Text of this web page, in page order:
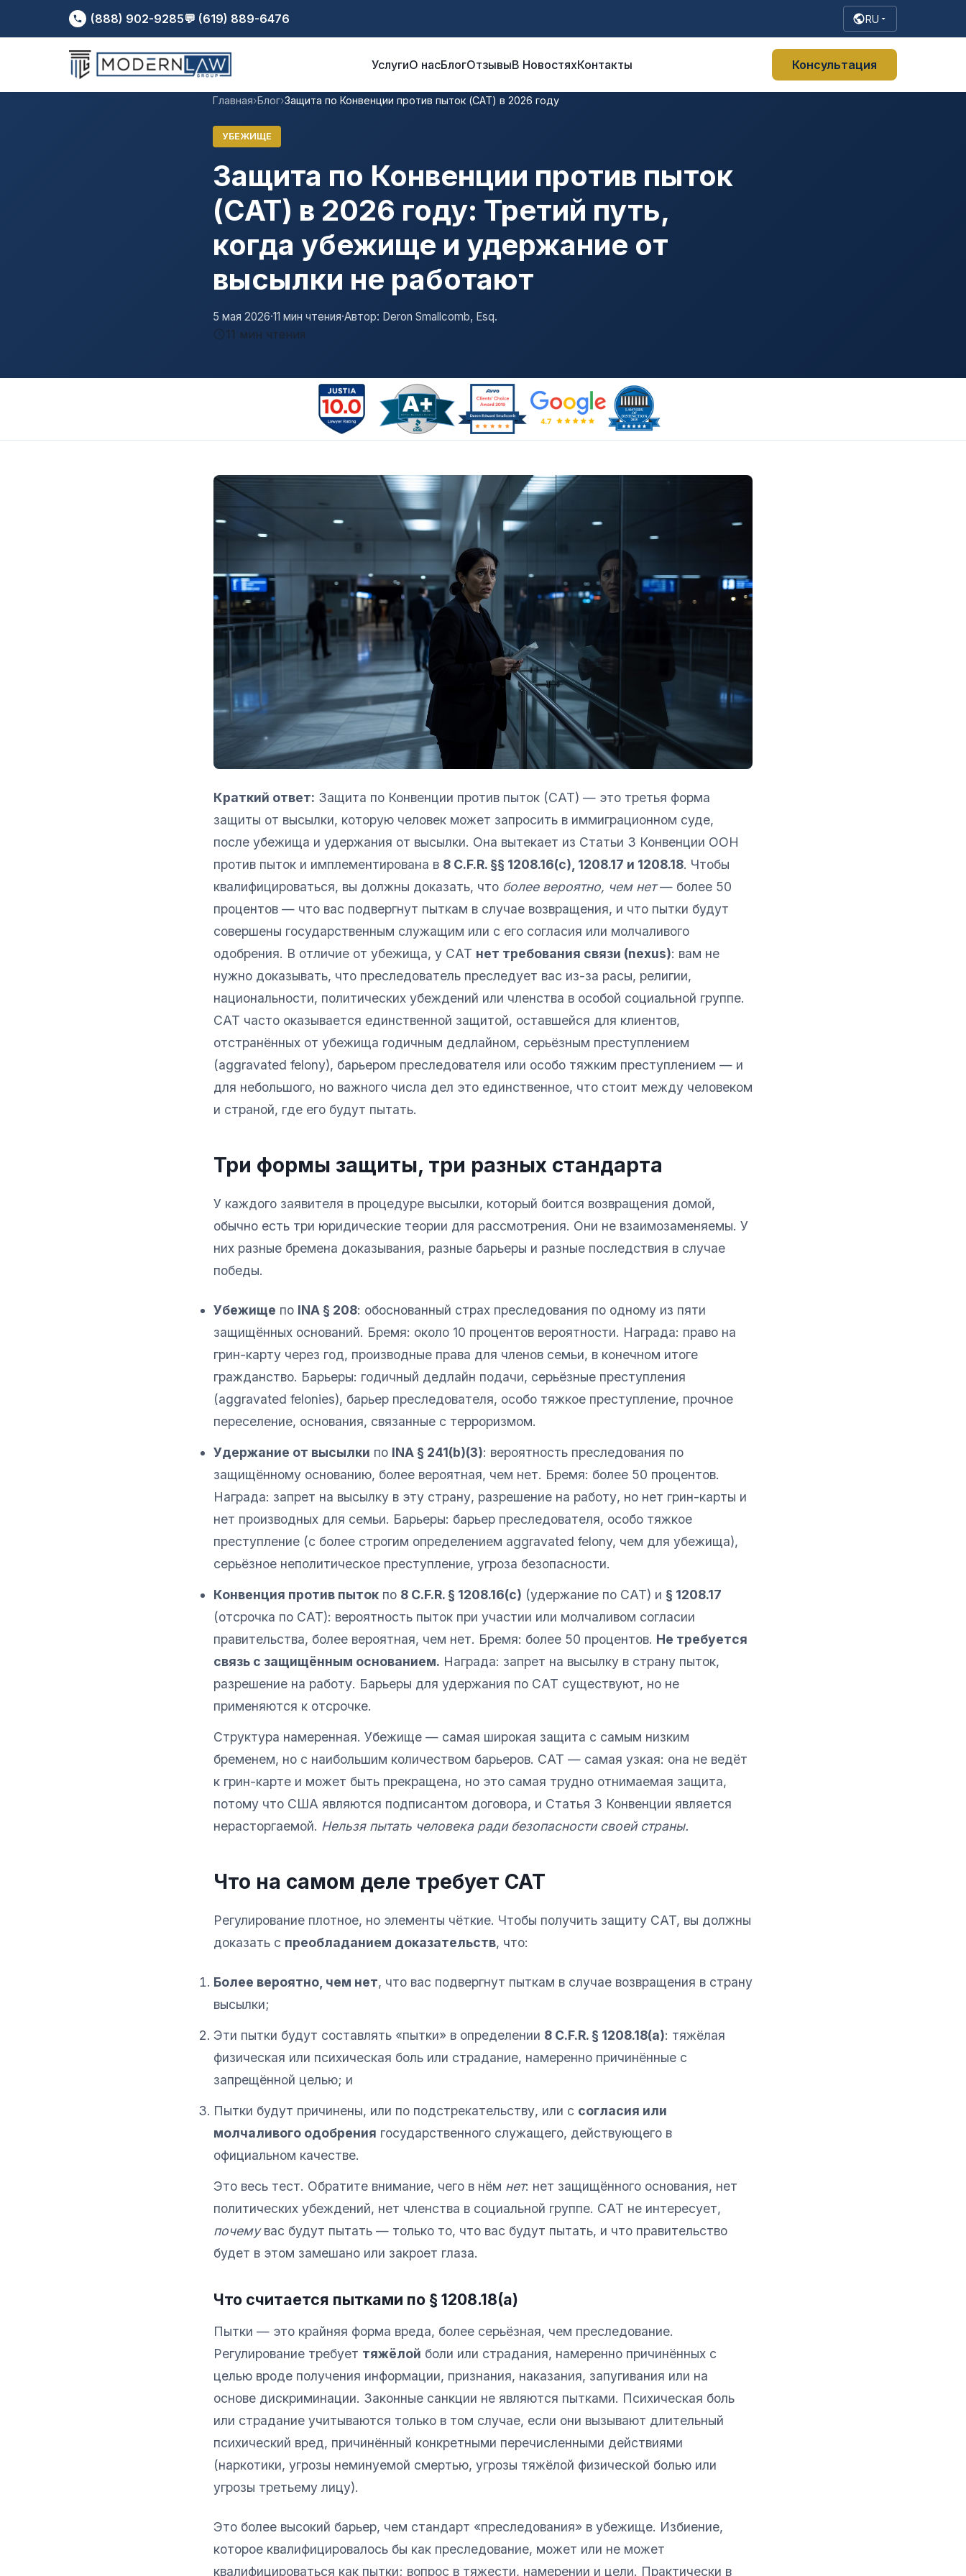
(888) 902-9285💬 (619) 889-6476 RU
УслугиО насБлогОтзывыВ НовостяхКонтакты Консультация
Главная›Блог›Защита по Конвенции против пыток (CAT) в 2026 году
УБЕЖИЩЕ
Защита по Конвенции против пыток
(CAT) в 2026 году: Третий путь,
когда убежище и удержание от
высылки не работают
5 мая 2026·11 мин чтения·Автор: Deron Smallcomb, Esq.
11 мин чтения
Краткий ответ: Защита по Конвенции против пыток (CAT) — это третья форма
защиты от высылки, которую человек может запросить в иммиграционном суде,
после убежища и удержания от высылки. Она вытекает из Статьи 3 Конвенции ООН
против пыток и имплементирована в 8 C.F.R. §§ 1208.16(c), 1208.17 и 1208.18. Чтобы
квалифицироваться, вы должны доказать, что более вероятно, чем нет— более 50
процентов — что вас подвергнут пыткам в случае возвращения, и что пытки будут
совершены государственным служащим или с его согласия или молчаливого
одобрения. В отличие от убежища, у CAT нет требования связи (nexus): вам не
нужно доказывать, что преследователь преследует вас из-за расы, религии,
национальности, политических убеждений или членства в особой социальной группе.
CAT часто оказывается единственной защитой, оставшейся для клиентов,
отстранённых от убежища годичным дедлайном, серьёзным преступлением
(aggravated felony), барьером преследователя или особо тяжким преступлением — и
для небольшого, но важного числа дел это единственное, что стоит между человеком
и страной, где его будут пытать.
Три формы защиты, три разных стандарта
У каждого заявителя в процедуре высылки, который боится возвращения домой,
обычно есть три юридические теории для рассмотрения. Они не взаимозаменяемы. У
них разные бремена доказывания, разные барьеры и разные последствия в случае
победы.
Убежище по INA § 208: обоснованный страх преследования по одному из пяти
защищённых оснований. Бремя: около 10 процентов вероятности. Награда: право на
грин-карту через год, производные права для членов семьи, в конечном итоге
гражданство. Барьеры: годичный дедлайн подачи, серьёзные преступления
(aggravated felonies), барьер преследователя, особо тяжкое преступление, прочное
переселение, основания, связанные с терроризмом.
Удержание от высылки по INA § 241(b)(3): вероятность преследования по
защищённому основанию, более вероятная, чем нет. Бремя: более 50 процентов.
Награда: запрет на высылку в эту страну, разрешение на работу, но нет грин-карты и
нет производных для семьи. Барьеры: барьер преследователя, особо тяжкое
преступление (с более строгим определением aggravated felony, чем для убежища),
серьёзное неполитическое преступление, угроза безопасности.
Конвенция против пыток по 8 C.F.R. § 1208.16(c) (удержание по CAT) и § 1208.17
(отсрочка по CAT): вероятность пыток при участии или молчаливом согласии
правительства, более вероятная, чем нет. Бремя: более 50 процентов. Не требуется
связь с защищённым основанием. Награда: запрет на высылку в страну пыток,
разрешение на работу. Барьеры для удержания по CAT существуют, но не
применяются к отсрочке.
Структура намеренная. Убежище — самая широкая защита с самым низким
бременем, но с наибольшим количеством барьеров. CAT — самая узкая: она не ведёт
к грин-карте и может быть прекращена, но это самая трудно отнимаемая защита,
потому что США являются подписантом договора, и Статья 3 Конвенции является
нерасторгаемой. Нельзя пытать человека ради безопасности своей страны.
Что на самом деле требует CAT
Регулирование плотное, но элементы чёткие. Чтобы получить защиту CAT, вы должны
доказать с преобладанием доказательств, что:
Более вероятно, чем нет, что вас подвергнут пыткам в случае возвращения в страну
высылки;
Эти пытки будут составлять «пытки» в определении 8 C.F.R. § 1208.18(a): тяжёлая
физическая или психическая боль или страдание, намеренно причинённые с
запрещённой целью; и
Пытки будут причинены, или по подстрекательству, или с согласия или
молчаливого одобрения государственного служащего, действующего в
официальном качестве.
Это весь тест. Обратите внимание, чего в нём нет: нет защищённого основания, нет
политических убеждений, нет членства в социальной группе. CAT не интересует,
почемувас будут пытать — только то, что вас будут пытать, и что правительство
будет в этом замешано или закроет глаза.
Что считается пытками по § 1208.18(a)
Пытки — это крайняя форма вреда, более серьёзная, чем преследование.
Регулирование требует тяжёлой боли или страдания, намеренно причинённых с
целью вроде получения информации, признания, наказания, запугивания или на
основе дискриминации. Законные санкции не являются пытками. Психическая боль
или страдание учитываются только в том случае, если они вызывают длительный
психический вред, причинённый конкретными перечисленными действиями
(наркотики, угрозы неминуемой смертью, угрозы тяжёлой физической болью или
угрозы третьему лицу).
Это более высокий барьер, чем стандарт «преследования» в убежище. Избиение,
которое квалифицировалось бы как преследование, может или не может
квалифицироваться как пытки; вопрос в тяжести, намерении и цели. Практически в